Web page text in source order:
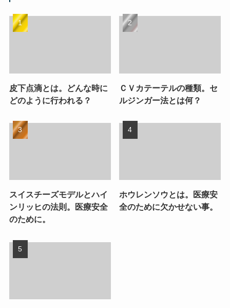
皮下点滴とは。どんな時に
どのように行われる？
ＣＶカテーテルの種類。セ
ルジンガー法とは何？
スイスチーズモデルとハイ
ンリッヒの法則。医療安全
のために。
ホウレンソウとは。医療安
全のために欠かせない事。